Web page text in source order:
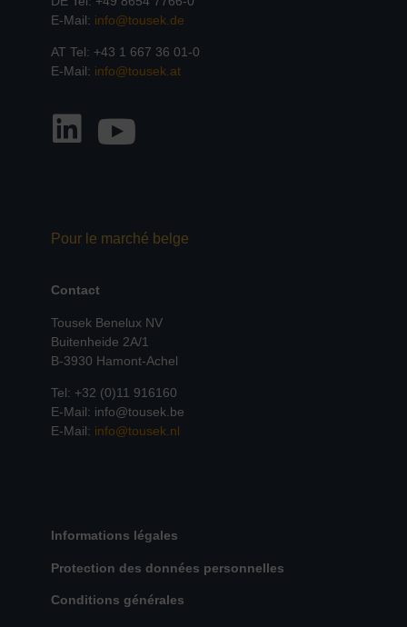
E-Mail: info@tousek.de
AT Tel: +43 1 667 36 01-0
E-Mail: info@tousek.at
Pour le marché belge
Contact
Tousek Benelux NV
Buitenheide 2A/1
B-3930 Hamont-Achel
Tel: +32 (0)11 916160
E-Mail: info@tousek.be
E-Mail: info@tousek.nl
Informations légales
Protection des données personnelles
Conditions générales